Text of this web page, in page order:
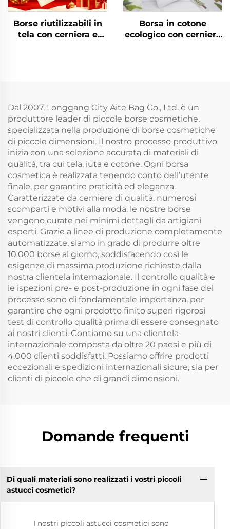
Borse riutilizzabili in
tela con cerniera e
Borsa in cotone
ecologico con cerniera
Dal 2007, Longgang City Aite Bag Co., Ltd. è un
produttore leader di piccole borse cosmetiche,
specializzata nella produzione di borse cosmetiche
di piccole dimensioni. Il nostro processo produttivo
inizia con una selezione accurata di materiali di
qualità, tra cui tela, iuta e cotone. Ogni borsa
cosmetica è realizzata tenendo conto dell’utente
finale, per garantire praticità ed eleganza.
Caratterizzate da cerniere di qualità, numerosi
scomparti e motivi alla moda, le nostre borse
vengono curate nei minimi dettagli da artigiani
esperti. Grazie a linee di produzione completamente
automatizzate, siamo in grado di produrre oltre
10.000 borse al giorno, soddisfacendo così le
esigenze di massima produzione richieste dalla
nostra clientela internazionale. Il controllo qualità e
le ispezioni pre- e post-produzione in ogni fase del
processo sono di fondamentale importanza, per
garantire che ogni prodotto finito superi rigorosi
test di controllo qualità prima di essere consegnato
ai nostri clienti. Contiamo su una clientela
internazionale composta da oltre 20 paesi e più di
4.000 clienti soddisfatti. Possiamo offrire prodotti
eccezionali e spedizioni internazionali sicure, sia per
clienti di piccole che di grandi dimensioni.
Domande frequenti
Di quali materiali sono realizzati i vostri piccoli
astucci cosmetici?
I nostri piccoli astucci cosmetici sono